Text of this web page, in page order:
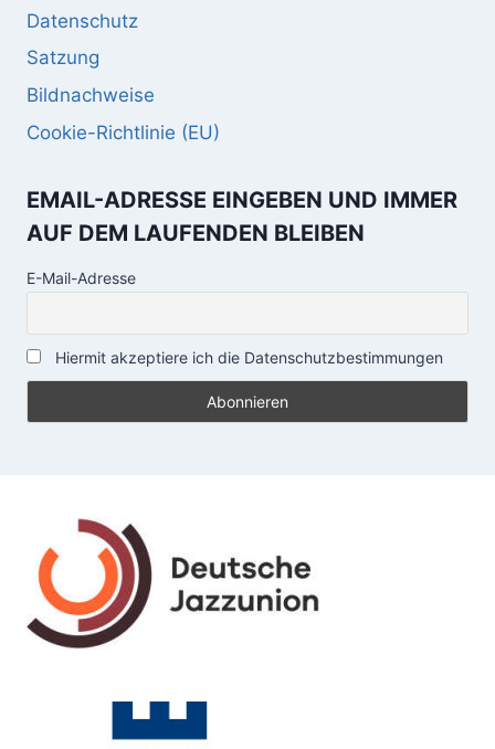
Datenschutz
Satzung
Bildnachweise
Cookie-Richtlinie (EU)
EMAIL-ADRESSE EINGEBEN UND IMMER
AUF DEM LAUFENDEN BLEIBEN
E-Mail-Adresse
Hiermit akzeptiere ich die Datenschutzbestimmungen